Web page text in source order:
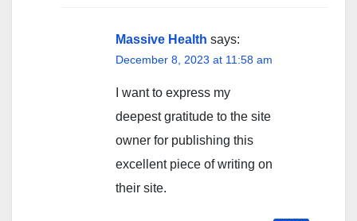
Massive Health says:
December 8, 2023 at 11:58 am
I want to express my
deepest gratitude to the site
owner for publishing this
excellent piece of writing on
their site.